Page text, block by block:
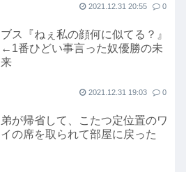
2021.12.31 20:55 0
ブス『ねぇ私の顔何に似てる？』
←1番ひどい事言った奴優勝の未
来
2021.12.31 19:03 0
弟が帰省して、こたつ定位置のワ
イの席を取られて部屋に戻った